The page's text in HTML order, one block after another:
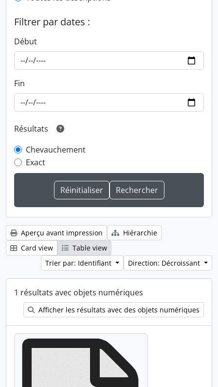
Filtrer par dates :
Début
Fin
Résultats
Chevauchement
Exact
Aperçu avant impression
Hiérarchie
Card view
Table view
Trier par: Identifiant
Direction: Décroissant
1 résultats avec objets numériques
Afficher les résultats avec des objets numériques